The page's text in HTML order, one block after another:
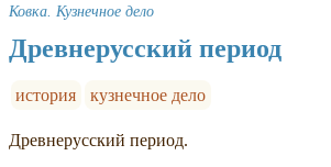
Ковка. Кузнечное дело
Древнерусский период
история кузнечное дело
Древнерусский период.